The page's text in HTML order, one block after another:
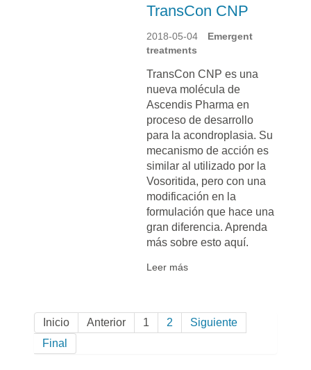
TransCon CNP
2018-05-04
Emergent
treatments
TransCon CNP es una
nueva molécula de
Ascendis Pharma en
proceso de desarrollo
para la acondroplasia. Su
mecanismo de acción es
similar al utilizado por la
Vosoritida, pero con una
modificación en la
formulación que hace una
gran diferencia. Aprenda
más sobre esto aquí.
Leer más
Inicio Anterior 1 2
Siguiente
Final